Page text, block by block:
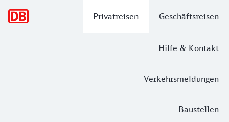
Privatreisen Geschäftsreisen
Hilfe & Kontakt
Verkehrsmeldungen
Baustellen